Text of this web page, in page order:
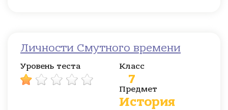
Личности Смутного времени
Уровень теста Класс
7
Предмет
История